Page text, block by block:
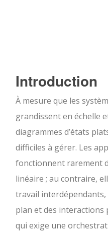
Introduction
À mesure que les
grandissent en échelle
diagrammes d’états
difficiles à gérer. Les
fonctionnent rarement
linéaire ; au contraire,
travail
plan et des interactions
qui exige une